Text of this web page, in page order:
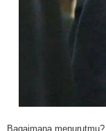
Bagaimana menurutmu?